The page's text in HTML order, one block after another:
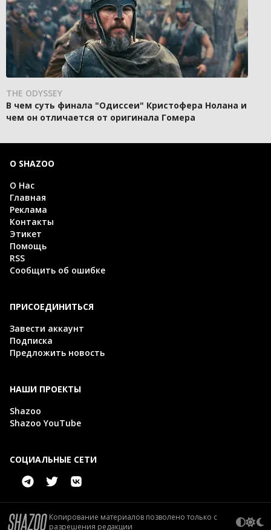
THE ODYSSEY
В чем суть финала "Одиссеи" Кристофера Нолана и
чем он отличается от оригинала Гомера
О SHAZOO
О Нас
Главная
Реклама
Контакты
Этикет
Помощь
RSS
Сообщить об ошибке
ПРИСОЕДИНИТЬСЯ
Завести аккаунт
Подписка
Предложить новость
НАШИ ПРОЕКТЫ
Shazoo
Shazoo YouTube
СОЦИАЛЬНЫЕ СЕТИ
Копирование материалов позволено только с
разрешения редакции